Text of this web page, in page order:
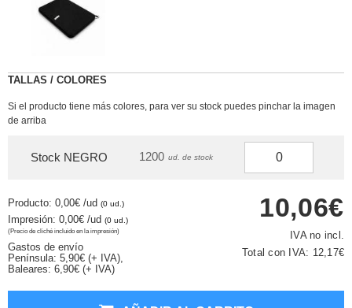
TALLAS / COLORES
Si el producto tiene más colores, para ver su stock puedes pinchar la imagen
de arriba
Stock NEGRO 1200 ud. de stock
Producto: 0,00€ /ud (0 ud.)
Impresión: 0,00€ /ud (0 ud.)
(Precio de cliché incluido en la impresión)
Gastos de envío
Península: 5,90€ (+ IVA),
Baleares: 6,90€ (+ IVA)
10,06€
IVA no incl.
Total con IVA: 12,17€